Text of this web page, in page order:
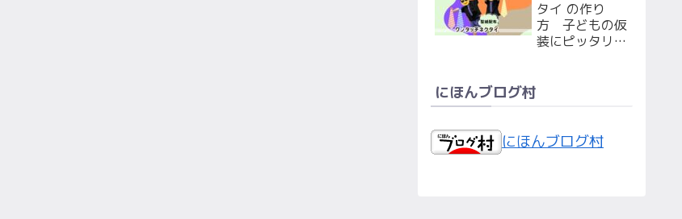
無料配布！
タイ の作り
方 子どもの仮
装にピッタリ！
にほんブログ村
にほんブログ村